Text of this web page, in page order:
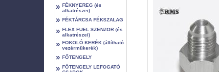
» FÉKNYEREG (és
alkatrészei)
» FÉKTÁRCSA FÉKSZALAG
» FLEX FUEL SZENZOR (és
alkatrészei)
» FOKOLÓ KERÉK (állítható
vezérműkerék)
» FŐTENGELY
» FŐTENGELY LEFOGATÓ